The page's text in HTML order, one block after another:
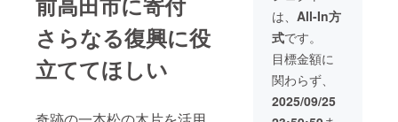
さらなる復興に役
立ててほしい
す。約
２キロ
分のサ
ンふじ
です。
希少な
ブラン
ドの美
は、 All-In方
式です。
目標金額に
関わらず、
2025/09/25